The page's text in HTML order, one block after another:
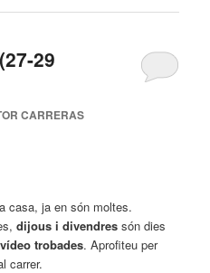
29
CARRERAS
casa, ja en són moltes.
dijous i divendres són dies
trobades. Aprofiteu per
carrer.